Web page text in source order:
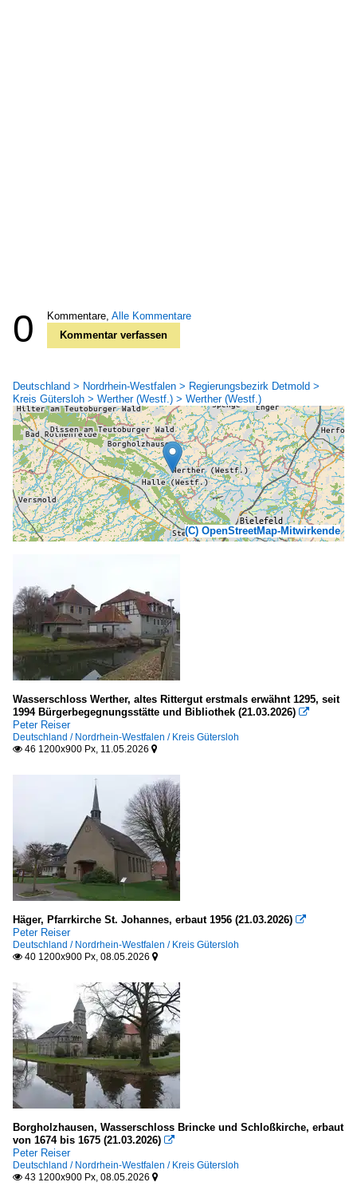
0 Kommentare, Alle Kommentare
Kommentar verfassen
Deutschland > Nordrhein-Westfalen > Regierungsbezirk Detmold >
Kreis Gütersloh > Werther (Westf.) > Werther (Westf.)
(C) OpenStreetMap-Mitwirkende
Wasserschloss Werther, altes Rittergut erstmals erwähnt 1295, seit
1994 Bürgerbegegnungsstätte und Bibliothek (21.03.2026) 
Peter Reiser
Deutschland / Nordrhein-Westfalen / Kreis Gütersloh
 46 1200x900 Px, 11.05.2026 
Häger, Pfarrkirche St. Johannes, erbaut 1956 (21.03.2026) 
Peter Reiser
Deutschland / Nordrhein-Westfalen / Kreis Gütersloh
 40 1200x900 Px, 08.05.2026 
Borgholzhausen, Wasserschloss Brincke und Schloßkirche, erbaut
von 1674 bis 1675 (21.03.2026) 
Peter Reiser
Deutschland / Nordrhein-Westfalen / Kreis Gütersloh
 43 1200x900 Px, 08.05.2026 